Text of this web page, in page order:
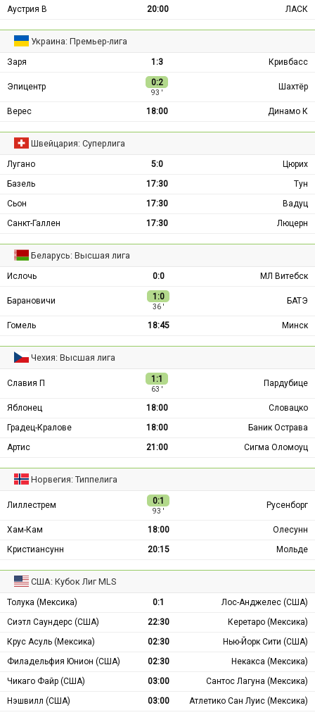
Аустрия В 20:00 ЛАСК
Украина: Премьер-лига
Заря 1:3 Кривбасс
Эпицентр 0:2
93 ′
Шахтёр
Верес 18:00 Динамо К
Швейцария: Суперлига
Лугано 5:0
Цюрих
Базель
17:30
Тун
Сьон
17:30
Вадуц
Санкт-Галлен
17:30 Люцерн
Беларусь: Высшая лига
Ислочь 0:0 МЛ Витебск
Барановичи 1:0
36 ′
БАТЭ
Гомель 18:45 Минск
Чехия: Высшая лига
Славия П 1:1
63 ′
Пардубице
Яблонец 18:00
Словацко
Градец-Кралове
18:00
Баник Острава
Артис
21:00 Сигма Оломоуц
Норвегия: Типпелига
Лиллестрем 0:1
93 ′
Русенборг
Хам-Кам 18:00
Олесунн
Кристиансунн
20:15 Мольде
США: Кубок Лиг MLS
Толука (Мексика) 0:1
Лос-Анджелес (США)
Сиэтл Саундерс (США)
22:30
Керетаро (Мексика)
Крус Асуль (Мексика)
02:30
Нью-Йорк Сити (США)
Филадельфия Юнион (США)
02:30
Некакса (Мексика)
Чикаго Файр (США)
03:00
Сантос Лагуна (Мексика)
Нэшвилл (США)
03:00
Атлетико Сан Луис (Мексика)